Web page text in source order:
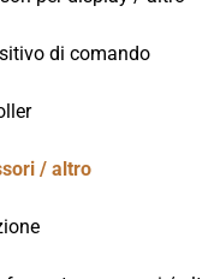
di comando
/ altro